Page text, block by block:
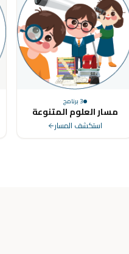
3برنامج
مسار العلوم المتنوعة
استكشف المسار